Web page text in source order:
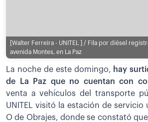
[Walter Ferreira - UNITEL ] / Fila por diésel
avenida Montes, en La Paz
La noche de este domingo, hay
de La Paz que no cuentan con
venta a vehículos del transporte
UNITEL visitó la estación de servicio
O de Obrajes, donde se constató